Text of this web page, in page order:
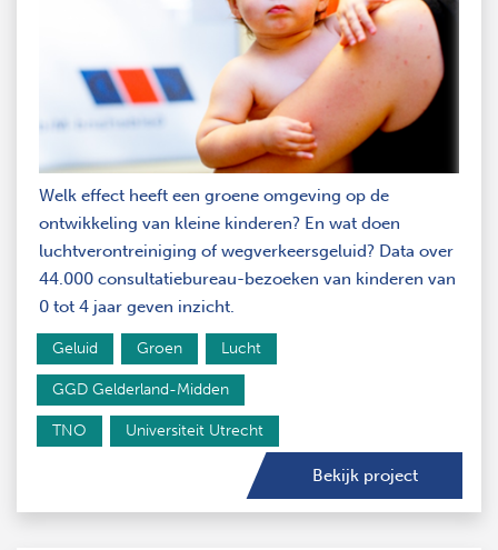
Welk effect heeft een groene omgeving op de
ontwikkeling van kleine kinderen? En wat doen
luchtverontreiniging of wegverkeersgeluid? Data over
44.000 consultatiebureau-bezoeken van kinderen van
0 tot 4 jaar geven inzicht.
Geluid Groen Lucht
GGD Gelderland-Midden
TNO Universiteit Utrecht
Bekijk project